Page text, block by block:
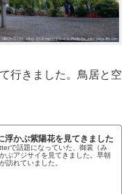
行きました。鳥居と空
浮かぶ紫陽花を見てきました
で話題になっていた、御裳（み
ぶアジサイを見てきました。早朝
訪れていました。